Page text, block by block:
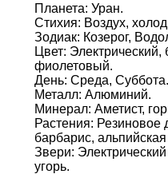
Планета: Уран.
Стихия: Воздух,
Зодиак: Козерог,
Цвет:
фиолетовый.
День: Среда, Суббота.
Металл: Алюминий.
Минерал: Аметист,
Растения: Резиновое
барбарис,
Звери: Электрический
угорь.